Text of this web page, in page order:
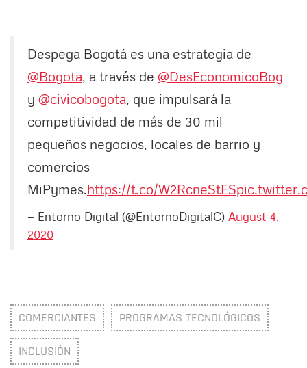
Despega Bogotá es una estrategia de
@Bogota, a través de @DesEconomicoBog
y @civicobogota, que impulsará la
competitividad de más de 30 mil
pequeños negocios, locales de barrio y
comercios
MiPymes.https://t.co/W2RcneStES
— Entorno Digital (@EntornoDigitalC) August 4,
2020
COMERCIANTES PROGRAMAS TECNOLÓGICOS
INCLUSIÓN